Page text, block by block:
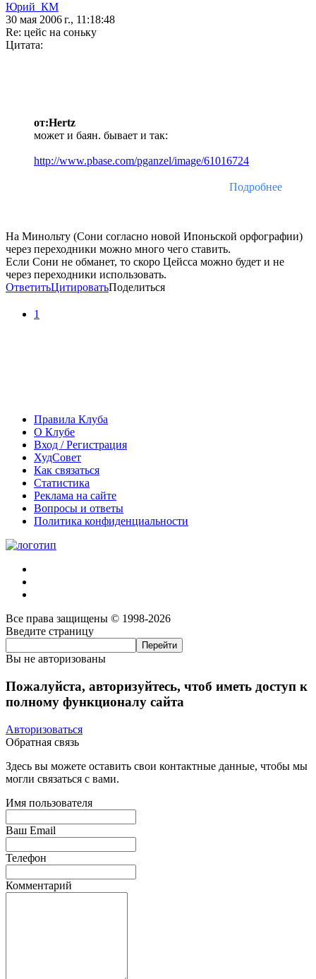
Юрий_КМ
30 мая 2006 г., 11:18:48
Re: цейс на соньку
Цитата:
от:Hertz
может и баян. бывает и так:
http://www.pbase.com/pganzel/image/61016724
Подробнее
На Минольту (Сони согласно новой Ипоньской орфографии)
через переходники можно много чего ставить.
Если Сони не обманет, то скоро Цейсса можно будет и не
через переходники использовать.
ОтветитьЦитироватьПоделиться
1
Правила Клуба
О Клубе
Вход / Регистрация
ХудСовет
Как связаться
Статистика
Реклама на сайте
Вопросы и ответы
Политика конфиденциальности
Все права защищены © 1998-2026
Введите страницу
Вы не авторизованы
Пожалуйста, авторизуйтесь, чтоб иметь доступ к
полному функционалу сайта
Авторизоваться
Обратная связь
Здесь вы можете оставить свои контактные данные, чтобы мы
могли связаться с вами.
Имя пользователя
Ваш Email
Телефон
Комментарий